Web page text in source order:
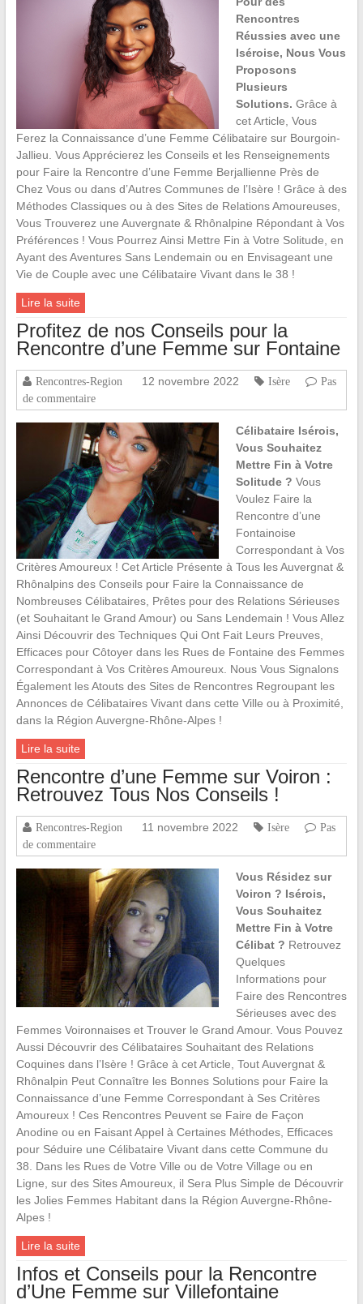
Rencontres
Réussies avec une
Iséroise, Nous Vous
Proposons
Plusieurs
Solutions. Grâce à
cet Article, Vous
Ferez la Connaissance d’une Femme Célibataire sur Bourgoin-
Jallieu. Vous Apprécierez les Conseils et les Renseignements
pour Faire la Rencontre d’une Femme Berjallienne Près de
Chez Vous ou dans d’Autres Communes de l’Isère ! Grâce à des
Méthodes Classiques ou à des Sites de Relations Amoureuses,
Vous Trouverez une Auvergnate & Rhônalpine Répondant à Vos
Préférences ! Vous Pourrez Ainsi Mettre Fin à Votre Solitude, en
Ayant des Aventures Sans Lendemain ou en Envisageant une
Vie de Couple avec une Célibataire Vivant dans le 38 !
Lire la suite
Profitez de nos Conseils pour la
Rencontre d’une Femme sur Fontaine
Rencontres-Region 12 novembre 2022 Isère
Pas
de commentaire
Célibataire Isérois,
Vous Souhaitez
Mettre Fin à Votre
Solitude ? Vous
Voulez Faire la
Rencontre d’une
Fontainoise
Correspondant à Vos
Critères Amoureux ! Cet Article Présente à Tous les Auvergnat &
Rhônalpins des Conseils pour Faire la Connaissance de
Nombreuses Célibataires, Prêtes pour des Relations Sérieuses
(et Souhaitant le Grand Amour) ou Sans Lendemain ! Vous Allez
Ainsi Découvrir des Techniques Qui Ont Fait Leurs Preuves,
Efficaces pour Côtoyer dans les Rues de Fontaine des Femmes
Correspondant à Vos Critères Amoureux. Nous Vous Signalons
Également les Atouts des Sites de Rencontres Regroupant les
Annonces de Célibataires Vivant dans cette Ville ou à Proximité,
dans la Région Auvergne-Rhône-Alpes !
Lire la suite
Rencontre d’une Femme sur Voiron :
Retrouvez Tous Nos Conseils !
Rencontres-Region 11 novembre 2022 Isère
Pas
de commentaire
Vous Résidez sur
Voiron ? Isérois,
Vous Souhaitez
Mettre Fin à Votre
Célibat ? Retrouvez
Quelques
Informations pour
Faire des Rencontres
Sérieuses avec des
Femmes Voironnaises et Trouver le Grand Amour. Vous Pouvez
Aussi Découvrir des Célibataires Souhaitant des Relations
Coquines dans l’Isère ! Grâce à cet Article, Tout Auvergnat &
Rhônalpin Peut Connaître les Bonnes Solutions pour Faire la
Connaissance d’une Femme Correspondant à Ses Critères
Amoureux ! Ces Rencontres Peuvent se Faire de Façon
Anodine ou en Faisant Appel à Certaines Méthodes, Efficaces
pour Séduire une Célibataire Vivant dans cette Commune du
38. Dans les Rues de Votre Ville ou de Votre Village ou en
Ligne, sur des Sites Amoureux, il Sera Plus Simple de Découvrir
les Jolies Femmes Habitant dans la Région Auvergne-Rhône-
Alpes !
Lire la suite
Infos et Conseils pour la Rencontre
d’Une Femme sur Villefontaine